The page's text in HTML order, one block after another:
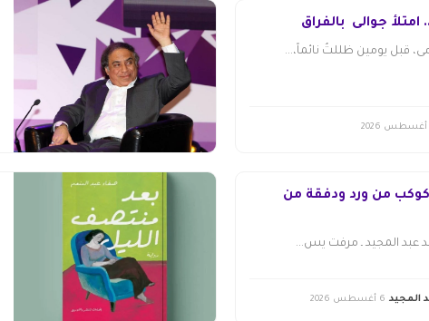
جوالى بالفراق
قبل يومين ظللتُ نائماً،...
كوكب من ورد ودفقة من
المجيد ـ مرفت يس...
المجيد 6 أغسطس 2026